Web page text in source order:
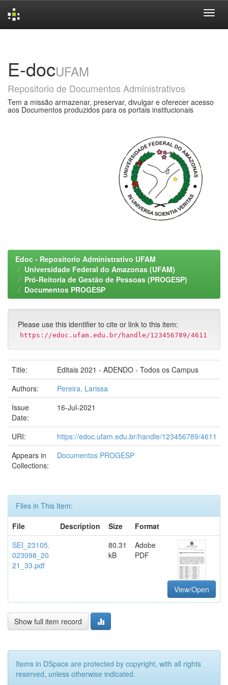
E-docUFAM
Repositorio de Documentos Administrativos
Tem a missão armazenar, preservar, divulgar e oferecer acesso
aos Documentos produzidos para os portais institucionais
Edoc - Repositorio Administrativo UFAM
Universidade Federal do Amazonas (UFAM)
Pró-Reitoria de Gestão de Pessoas (PROGESP)
Documentos PROGESP
Please use this identifier to cite or link to this item:
https://edoc.ufam.edu.br/handle/123456789/4611
Title:
Editais 2021 - ADENDO - Todos os Campus
Authors:
Pereira, Larissa
Issue
Date:
16-Jul-2021
URI:
https://edoc.ufam.edu.br/handle/123456789/4611
Appears in
Collections:
Documentos PROGESP
Files in This Item:
File
Description Size
Format
SEI_23105.
023098_20
21_33.pdf
80.31
kB
Adobe
PDF
View/Open
Show full item record
Items in DSpace are protected by copyright, with all rights
reserved, unless otherwise indicated.